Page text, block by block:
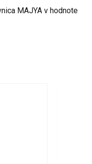
MAJYA v hodnote